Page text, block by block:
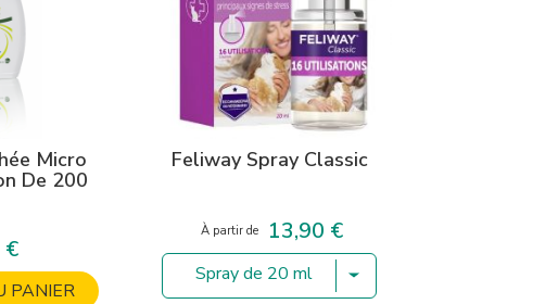
Micro
De 200
€
PANIER
Feliway Spray Classic
À partir de Prix
13,90 €
Spray de 20 ml